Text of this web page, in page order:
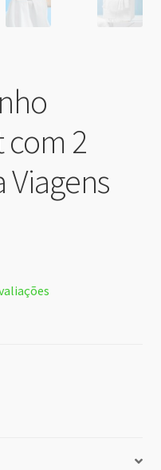
com 2
Viagens